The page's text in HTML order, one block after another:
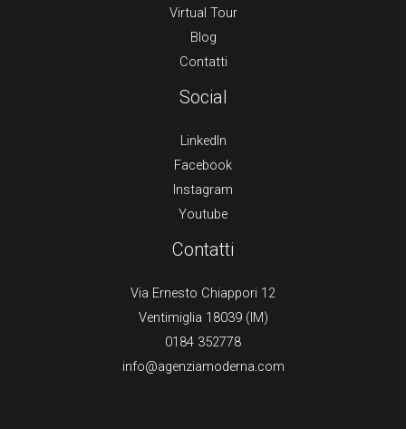
Virtual Tour
Blog
Contatti
Social
LinkedIn
Facebook
Instagram
Youtube
Contatti
Via Ernesto Chiappori 12
Ventimiglia 18039 (IM)
0184 352778
info@agenziamoderna.com